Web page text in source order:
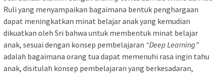
Ruli yang menyampaikan bagaimana bentuk penghargaan
dapat meningkatkan minat belajar anak yang kemudian
dikuatkan oleh Sri bahwa untuk membentuk minat belajar
anak, sesuai dengan konsep pembelajaran “Deep Learning”
adalah bagaimana orang tua dapat memenuhi rasa ingin tahu
anak, disitulah konsep pembelajaran yang berkesadaran,